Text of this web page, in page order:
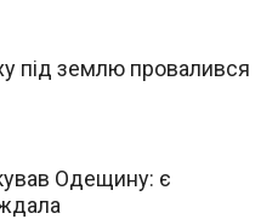
Одещину: є